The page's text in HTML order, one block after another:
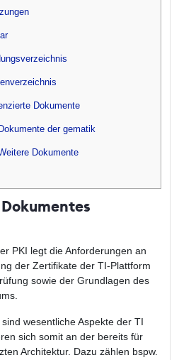
Dokumente
der gematik
Dokumente
PKI legt die Anforderungen an
der Zertifikate der TI-Plattform
sowie der Grundlagen des
wesentliche Aspekte der TI
sich somit an der bereits für
Architektur. Dazu zählen bspw.